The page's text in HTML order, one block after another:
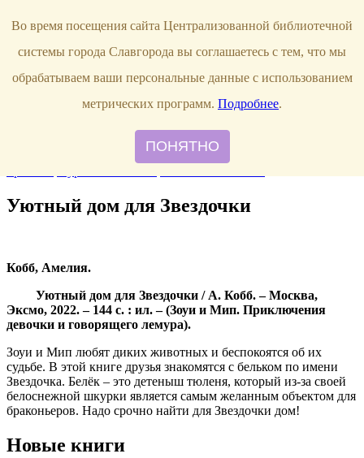
задолженность
ул. Луначарского, 144
8 (38568)
Правила пользования
О библиотеке
Наши сотрудники
Уютный дом для Звездочки
Кобб, Амелия.
Уютный дом для Звездочки / А. Кобб. – Москва,
Эксмо, 2022. – 144 с. : ил. – (Зоуи и Мип. Приключения
девочки и говорящего лемура).
Зоуи и Мип любят диких животных и беспокоятся об их
судьбе. В этой книге друзья знакомятся с бельком по имени
Звездочка. Белёк – это детеныш тюленя, который из-за своей
белоснежной шкурки является самым желанным объектом для
браконьеров. Надо срочно найти для Звездочки дом!
Новые книги
Во время посещения сайта Централизованной библиотечной
системы города Славгорода вы соглашаетесь с тем, что мы
обрабатываем ваши персональные данные с использованием
метрических программ. Подробнее.
ПОНЯТНО